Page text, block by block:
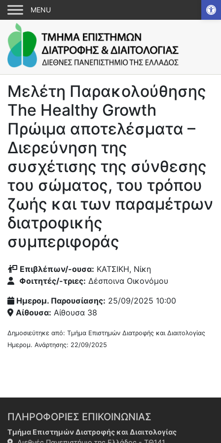
Μελέτη Παρακολούθησης
The Healthy Growth
Πρώιμα αποτελέσματα –
Διερεύνηση της
συσχέτισης της σύνθεσης
του σώματος, του τρόπου
ζωής και των παραμέτρων
διατροφικής
συμπεριφοράς
Επιβλέπων/-oυσα: ΚΑΤΣΙΚΗ, Νίκη
Φοιτητές/-τριες: Δέσποινα Οικονόμου
Ημερομ. Παρουσίασης: 25/09/2025 10:00
Αίθουσα: Αίθουσα 38
Δημοσιεύτηκε από: Τμήμα Επιστημών Διατροφής και Διαιτολογίας
Ημερομ. Ανάρτησης: 22/09/2025
ΠΛΗΡΟΦΟΡΙΕΣ ΕΠΙΚΟΙΝΩΝΙΑΣ
Τμήμα Επιστημών Διατροφής και Διαιτολογίας